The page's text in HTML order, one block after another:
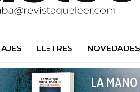
LLETRES NOVEDADES